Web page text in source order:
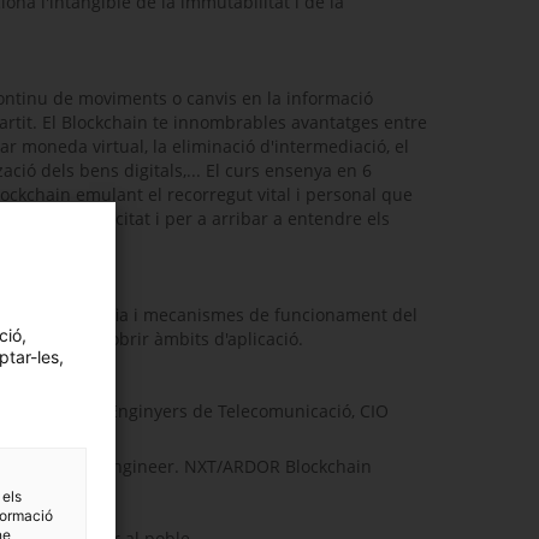
de moviments o canvis en la informació
El Blockchain te innombrables avantatges entre
moneda virtual, la eliminació d'intermediació, el
dels bens digitals,... El curs ensenya en 6
emulant el recorregut vital i personal que
a gran velocitat i per a arribar a entendre els
la filosofia i mecanismes de funcionament del
tal de descobrir àmbits d'aplicació.
Associació Enginyers de Telecomunicació, CIO
Engineer. NXT/ARDOR Blockchain
les,